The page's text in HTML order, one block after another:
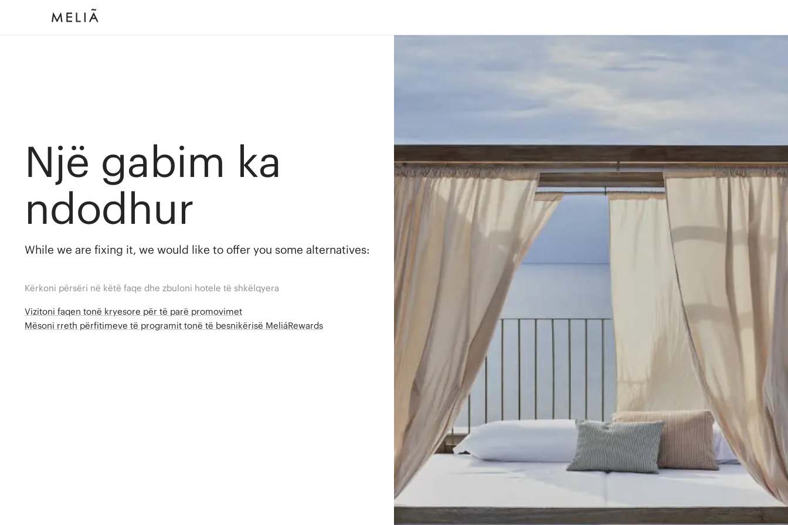
Një gabim ka
ndodhur
While we are fixing it, we would like to offer you some alternatives:
Kërkoni përsëri në këtë faqe dhe zbuloni hotele të shkëlqyera
Vizitoni faqen tonë kryesore për të parë promovimet
Mësoni rreth përfitimeve të programit tonë të besnikërisë MeliáRewards